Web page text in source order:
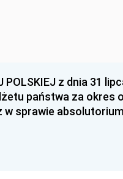
POLSKIEJ z dnia 31
państwa za okres
sprawie